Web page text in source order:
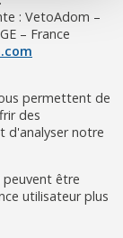
: VetoAdom –
– France
permettent de
des
d'analyser notre
être
utilisateur plus